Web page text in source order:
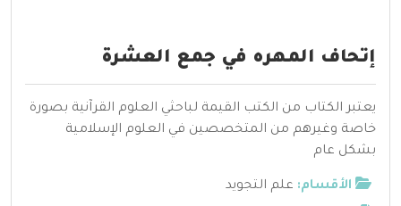
إتحاف المهره في جمع العشرة
يعتبر الكتاب من الكتب القيمة لباحثي العلوم القرآنية بصورة
خاصة وغيرهم من المتخصصين في العلوم الإسلامية
بشكل عام
الأقسام: علم التجويد